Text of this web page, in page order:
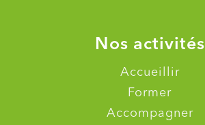
Nos activités
Accueillir
Former
Accompagner